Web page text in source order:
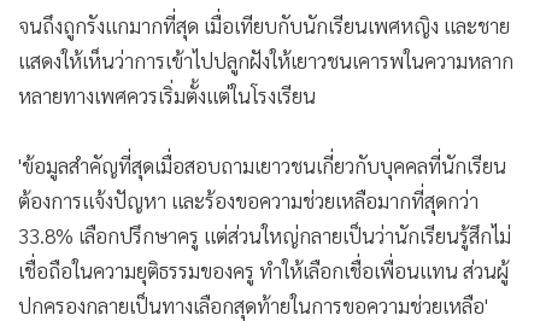
• หุ้น
• อินโดจีน
• กองทุนรวม
• Factcheck
• ญี่ปุ่น
• News1
Gotomanager
จนถึงถูกรังแกมากที่สุด เมื่อเทียบกับนักเรียนเพศหญิง และชาย
แสดงให้เห็นว่าการเข้าไปปลูกฝังให้เยาวชนเคารพในความหลาก
หลายทางเพศควรเริ่มตั้งแต่ในโรงเรียน
'ข้อมูลสำคัญที่สุดเมื่อสอบถามเยาวชนเกี่ยวกับบุคคลที่นักเรียน
ต้องการแจ้งปัญหา และร้องขอความช่วยเหลือมากที่สุดกว่า
33.8% เลือกปรึกษาครู แต่ส่วนใหญ่กลายเป็นว่านักเรียนรู้สึกไม่
เชื่อถือในความยุติธรรมของครู ทำให้เลือกเชื่อเพื่อนแทน ส่วนผู้
ปกครองกลายเป็นทางเลือกสุดท้ายในการขอความช่วยเหลือ'